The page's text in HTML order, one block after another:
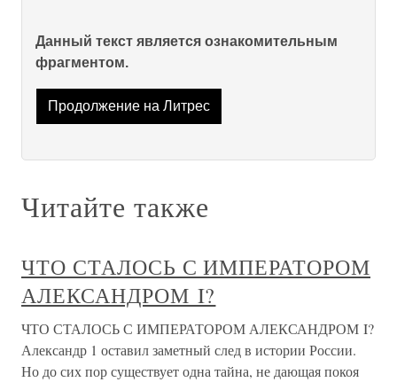
Данный текст является ознакомительным
фрагментом.
Продолжение на Литрес
Читайте также
ЧТО СТАЛОСЬ С ИМПЕРАТОРОМ
АЛЕКСАНДРОМ I?
ЧТО СТАЛОСЬ С ИМПЕРАТОРОМ АЛЕКСАНДРОМ I?
Александр 1 оставил заметный след в истории России.
Но до сих пор существует одна тайна, не дающая покоя